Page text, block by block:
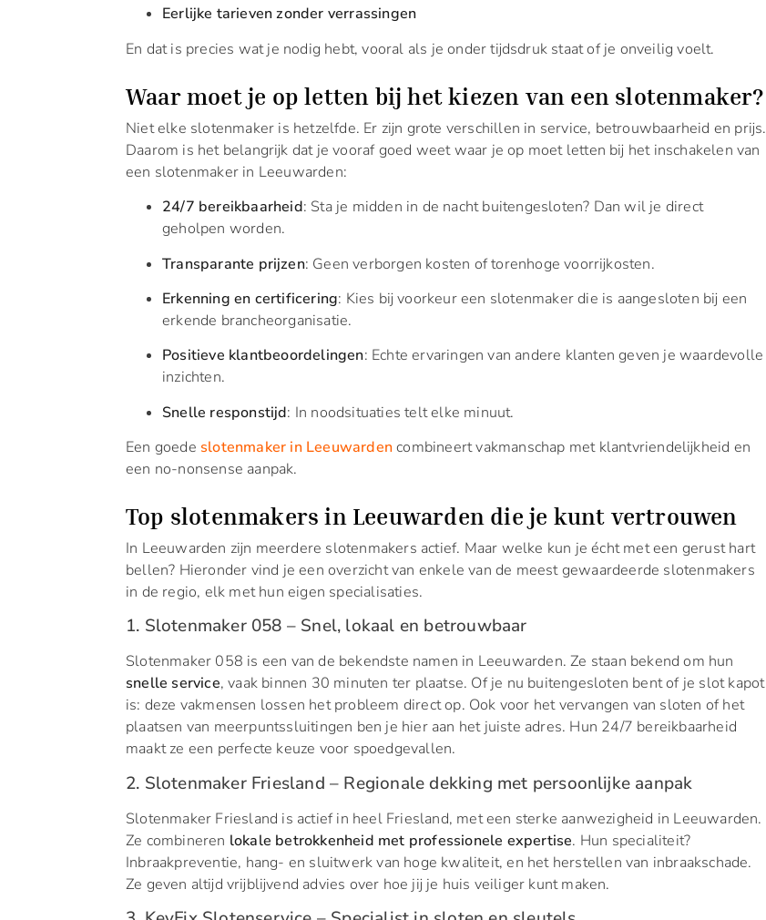
Eerlijke tarieven zonder verrassingen
En dat is precies wat je nodig hebt, vooral als je onder tijdsdruk staat of je onveilig voelt.
Waar moet je op letten bij het kiezen van een slotenmaker?
Niet elke slotenmaker is hetzelfde. Er zijn grote verschillen in service, betrouwbaarheid en prijs.
Daarom is het belangrijk dat je vooraf goed weet waar je op moet letten bij het inschakelen van
een slotenmaker in Leeuwarden:
24/7 bereikbaarheid: Sta je midden in de nacht buitengesloten? Dan wil je direct
geholpen worden.
Transparante prijzen: Geen verborgen kosten of torenhoge voorrijkosten.
Erkenning en certificering: Kies bij voorkeur een slotenmaker die is aangesloten bij een
erkende brancheorganisatie.
Positieve klantbeoordelingen: Echte ervaringen van andere klanten geven je waardevolle
inzichten.
Snelle responstijd: In noodsituaties telt elke minuut.
Een goede slotenmaker in Leeuwardencombineert vakmanschap met klantvriendelijkheid en
een no-nonsense aanpak.
Top slotenmakers in Leeuwarden die je kunt vertrouwen
In Leeuwarden zijn meerdere slotenmakers actief. Maar welke kun je écht met een gerust hart
bellen? Hieronder vind je een overzicht van enkele van de meest gewaardeerde slotenmakers
in de regio, elk met hun eigen specialisaties.
1. Slotenmaker 058 – Snel, lokaal en betrouwbaar
Slotenmaker 058 is een van de bekendste namen in Leeuwarden. Ze staan bekend om hun
snelle service, vaak binnen 30 minuten ter plaatse. Of je nu buitengesloten bent of je slot kapot
is: deze vakmensen lossen het probleem direct op. Ook voor het vervangen van sloten of het
plaatsen van meerpuntssluitingen ben je hier aan het juiste adres. Hun 24/7 bereikbaarheid
maakt ze een perfecte keuze voor spoedgevallen.
2. Slotenmaker Friesland – Regionale dekking met persoonlijke aanpak
Slotenmaker Friesland is actief in heel Friesland, met een sterke aanwezigheid in Leeuwarden.
Ze combineren lokale betrokkenheid met professionele expertise. Hun specialiteit?
Inbraakpreventie, hang- en sluitwerk van hoge kwaliteit, en het herstellen van inbraakschade.
Ze geven altijd vrijblijvend advies over hoe jij je huis veiliger kunt maken.